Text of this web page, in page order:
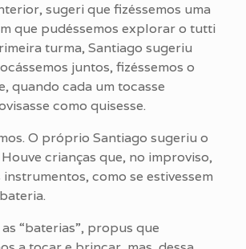
sugeri que fizéssemos uma
que pudéssemos explorar o tutti
turma, Santiago sugeriu
juntos, fizéssemos o
quando cada um tocasse
como quisesse.
O próprio Santiago sugeriu o
crianças que, no improviso,
como se estivessem
“baterias”, propus que